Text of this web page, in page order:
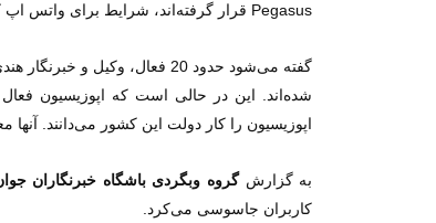
Pegasus قرار گرفته‌اند، شرایط برای واتس اپ کمی سخت شده است؛ جاسوس افزاری که از طریق تماس صوتی واتس اپ روی گوشی کاربر می‌نشیند و می‌تواند کنترل آن را به دست بگیرد.
گفته می‌شود حدود 20 فعال،
شده‌اند. این در حالی است که اپوزیسیون
اپوزیسیون را کار دولت این کشور می‌دانند.
به گزارش گروه وبگردی باشگاه خبرنگاران
کاربران جاسوسی می‌کرد.